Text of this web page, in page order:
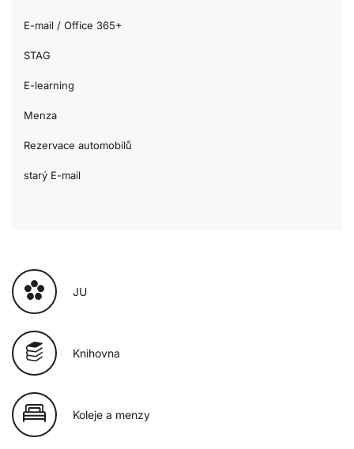
E-mail / Office 365+
STAG
E-learning
Menza
Rezervace automobilů
starý E-mail
JU
Knihovna
Koleje a menzy